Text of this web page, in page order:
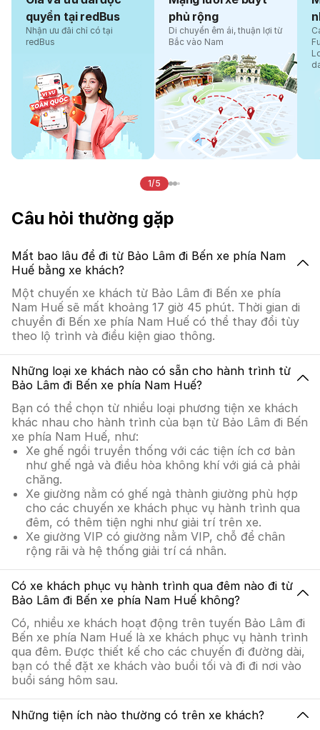
quyền tại redBus
Nhận ưu đãi chỉ có tại
redBus
phủ rộng
Di chuyển êm ái, thuận lợi từ
Bắc vào Nam
1/5
Câu hỏi thường gặp
Mất bao lâu để đi từ Bảo Lâm đi Bến xe phía Nam
Huế bằng xe khách?
Một chuyến xe khách từ Bảo Lâm đi Bến xe phía
Nam Huế sẽ mất khoảng 17 giờ 45 phút. Thời gian di
chuyển đi Bến xe phía Nam Huế có thể thay đổi tùy
theo lộ trình và điều kiện giao thông.
Những loại xe khách nào có sẵn cho hành trình từ
Bảo Lâm đi Bến xe phía Nam Huế?
Bạn có thể chọn từ nhiều loại phương tiện xe khách
khác nhau cho hành trình của bạn từ Bảo Lâm đi Bến
xe phía Nam Huế, như:
Xe ghế ngồi truyền thống với các tiện ích cơ bản
như ghế ngả và điều hòa không khí với giá cả phải
chăng.
Xe giường nằm có ghế ngả thành giường phù hợp
cho các chuyến xe khách phục vụ hành trình qua
đêm, có thêm tiện nghi như giải trí trên xe.
Xe giường VIP có giường nằm VIP, chỗ để chân
rộng rãi và hệ thống giải trí cá nhân.
Có xe khách phục vụ hành trình qua đêm nào đi từ
Bảo Lâm đi Bến xe phía Nam Huế không?
Có, nhiều xe khách hoạt động trên tuyến Bảo Lâm đi
Bến xe phía Nam Huế là xe khách phục vụ hành trình
qua đêm. Được thiết kế cho các chuyến đi đường dài,
bạn có thể đặt xe khách vào buổi tối và đi đi nơi vào
buổi sáng hôm sau.
Những tiện ích nào thường có trên xe khách?